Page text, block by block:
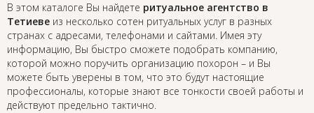
В этом каталоге Вы найдете ритуальное агентство в
Тетиеве из несколько сотен ритуальных услуг в разных
странах с адресами, телефонами и сайтами. Имея эту
информацию, Вы быстро сможете подобрать компанию,
которой можно поручить организацию похорон – и Вы
можете быть уверены в том, что это будут настоящие
профессионалы, которые знают все тонкости своей работы и
действуют предельно тактично.